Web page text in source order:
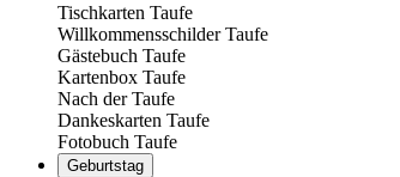
Tischkarten Taufe
Willkommensschilder Taufe
Gästebuch Taufe
Kartenbox Taufe
Nach der Taufe
Dankeskarten Taufe
Fotobuch Taufe
Geburtstag